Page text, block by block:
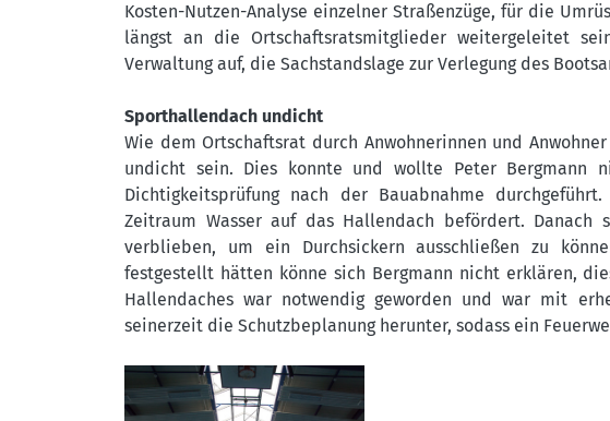
Kosten-Nutzen-Analyse einzelner Straßenzüge, für die
längst an die Ortschaftsratsmitglieder weitergeleitet
Verwaltung auf, die Sachstandslage zur Verlegung des
Sporthallendach undicht
Wie dem Ortschaftsrat durch Anwohnerinnen und
undicht sein. Dies konnte und wollte Peter Bergmann
Dichtigkeitsprüfung nach der Bauabnahme
Zeitraum Wasser auf das Hallendach befördert.
verblieben, um ein Durchsickern ausschließen zu
festgestellt hätten könne sich Bergmann nicht erklären,
Hallendaches war notwendig geworden und war mit
seinerzeit die Schutzbeplanung herunter, sodass ein